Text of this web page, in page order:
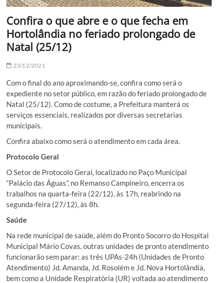
Confira o que abre e o que fecha em
Hortolândia no feriado prolongado de
Natal (25/12)
23/12/2021
Com o final do ano aproximando-se, confira como será o
expediente no setor público, em razão do feriado prolongado de
Natal (25/12). Como de costume, a Prefeitura manterá os
serviços essenciais, realizados por diversas secretarias
municipais.
Confira abaixo como será o atendimento em cada área.
Protocolo Geral
O Setor de Protocolo Geral, localizado no Paço Municipal
“Palácio das Águas”, no Remanso Campineiro, encerra os
trabalhos na quarta-feira (22/12), às 17h, reabrindo na
segunda-feira (27/12), às 8h.
Saúde
Na rede municipal de saúde, além do Pronto Socorro do Hospital
Municipal Mário Covas, outras unidades de pronto atendimento
funcionarão sem parar: as três UPAs-24h (Unidades de Pronto
Atendimento) Jd. Amanda, Jd. Rosolém e Jd. Nova Hortolândia,
bem como a Unidade Respiratória (UR) voltada ao atendimento